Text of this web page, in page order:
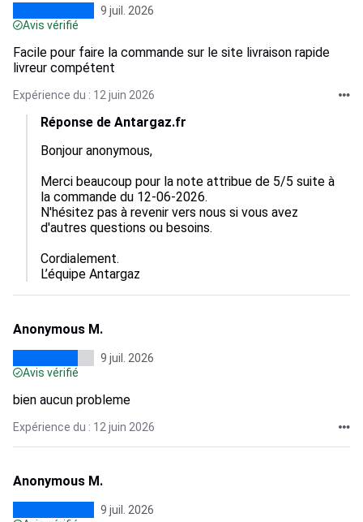
9 juil. 2026
Avis vérifié
Facile pour faire la commande sur le site livraison rapide
livreur compétent
Expérience du : 12 juin 2026
Réponse de Antargaz.fr
Bonjour anonymous,
Merci beaucoup pour la note attribue de 5/5 suite à
la commande du 12-06-2026.
N'hésitez pas à revenir vers nous si vous avez
d'autres questions ou besoins.
Cordialement.
L’équipe Antargaz
Anonymous M.
9 juil. 2026
Avis vérifié
bien aucun probleme
Expérience du : 12 juin 2026
Anonymous M.
9 juil. 2026